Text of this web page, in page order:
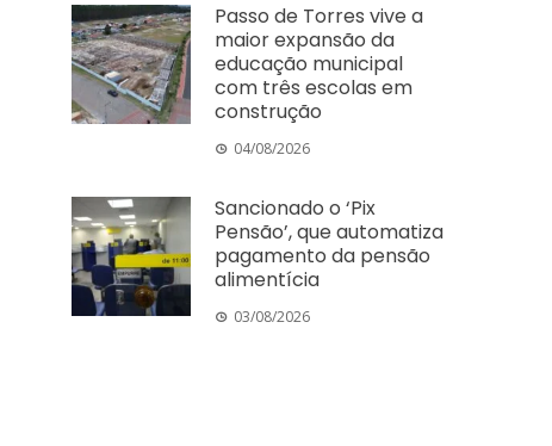
Passo de Torres vive a
maior expansão da
educação municipal
com três escolas em
construção
04/08/2026
Sancionado o ‘Pix
Pensão’, que automatiza
pagamento da pensão
alimentícia
03/08/2026